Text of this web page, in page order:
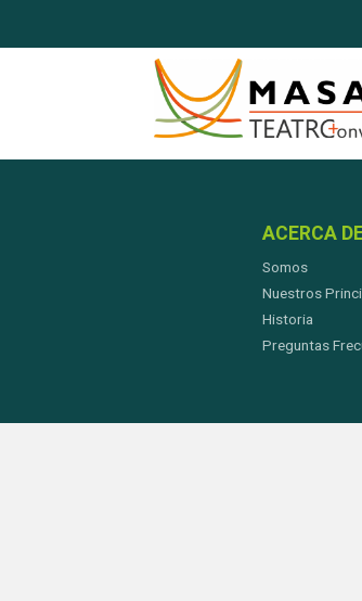
ACERCA
Somos
Nuestros
Historia
Preguntas